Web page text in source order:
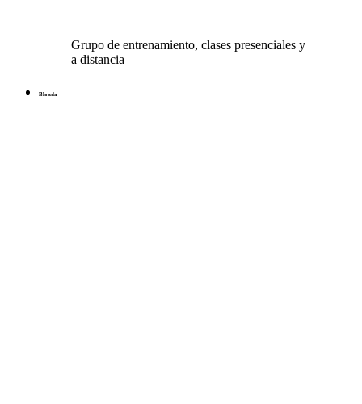
Grupo de entrenamiento, clases presenciales y
a distancia
Blonda